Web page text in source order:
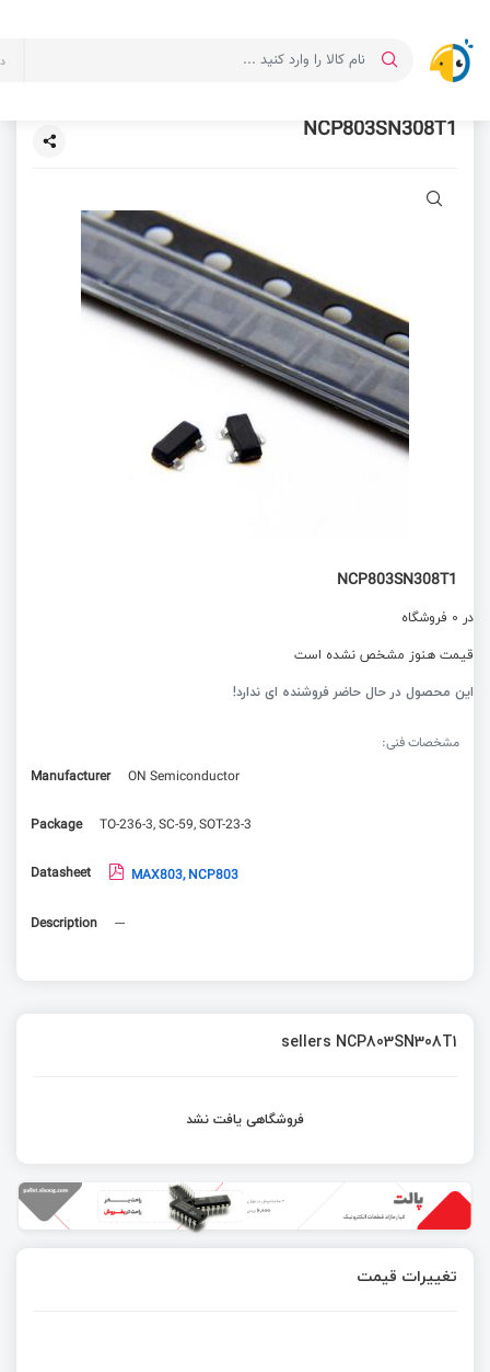
NCP803SN308T1
NCP803SN308T1
در 0 فروشگاه
قیمت هنوز مشخص نشده است
این محصول در حال حاضر فروشنده ای ندارد!
مشخصات فنی:
Manufacturer
ON Semiconductor
Package TO-236-3, SC-59, SOT-23-3
Datasheet MAX803, NCP803
Description ---
sellers NCP803SN308T1
فروشگاهی یافت نشد
تغییرات قیمت